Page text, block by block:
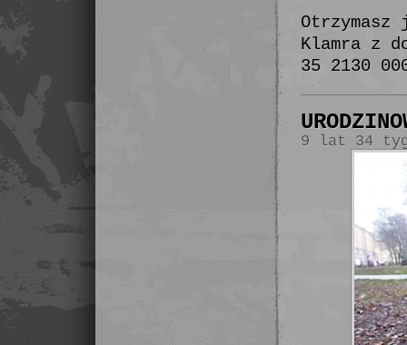
Klamra z
35 2130
9 lat 34